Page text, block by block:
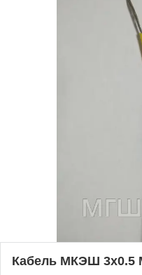
Кабель МКЭШ 3х0.5